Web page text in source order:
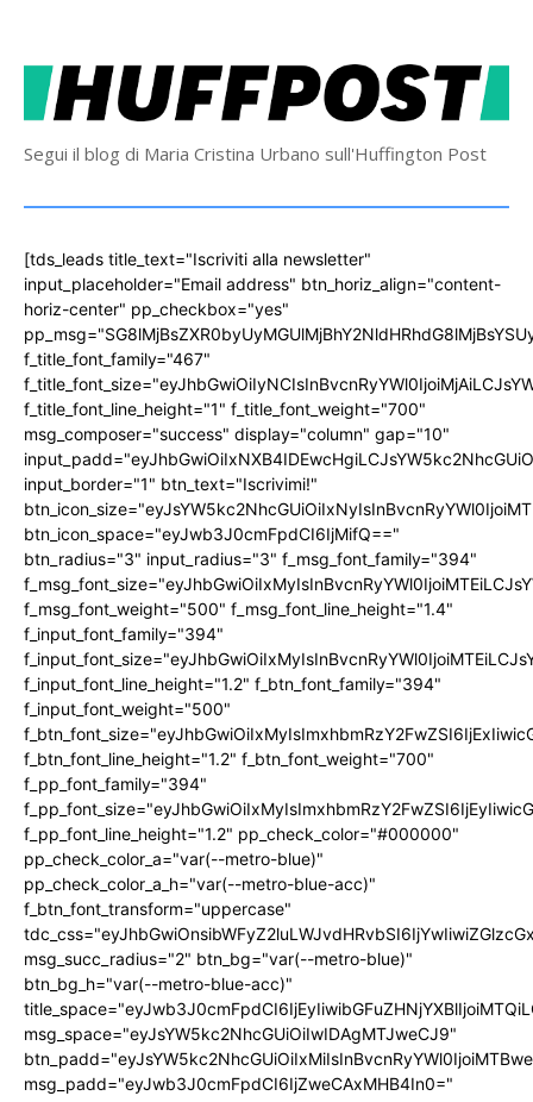
Segui il blog di Maria Cristina Urbano sull'Huffington Post
[tds_leads title_text="Iscriviti alla newsletter"
input_placeholder="Email address" btn_horiz_align="content-
horiz-center" pp_checkbox="yes"
f_title_font_family="467"
f_title_font_line_height="1" f_title_font_weight="700"
msg_composer="success" display="column" gap="10"
input_border="1" btn_text="Iscrivimi!"
btn_icon_space="eyJwb3J0cmFpdCI6IjMifQ=="
btn_radius="3" input_radius="3" f_msg_font_family="394"
f_msg_font_weight="500" f_msg_font_line_height="1.4"
f_input_font_family="394"
f_input_font_line_height="1.2" f_btn_font_family="394"
f_input_font_weight="500"
f_btn_font_line_height="1.2" f_btn_font_weight="700"
f_pp_font_family="394"
f_pp_font_line_height="1.2" pp_check_color="#000000"
pp_check_color_a="var(--metro-blue)"
pp_check_color_a_h="var(--metro-blue-acc)"
f_btn_font_transform="uppercase"
msg_succ_radius="2" btn_bg="var(--metro-blue)"
btn_bg_h="var(--metro-blue-acc)"
msg_space="eyJsYW5kc2NhcGUiOiIwIDAgMTJweCJ9"
msg_padd="eyJwb3J0cmFpdCI6IjZweCAxMHB4In0="